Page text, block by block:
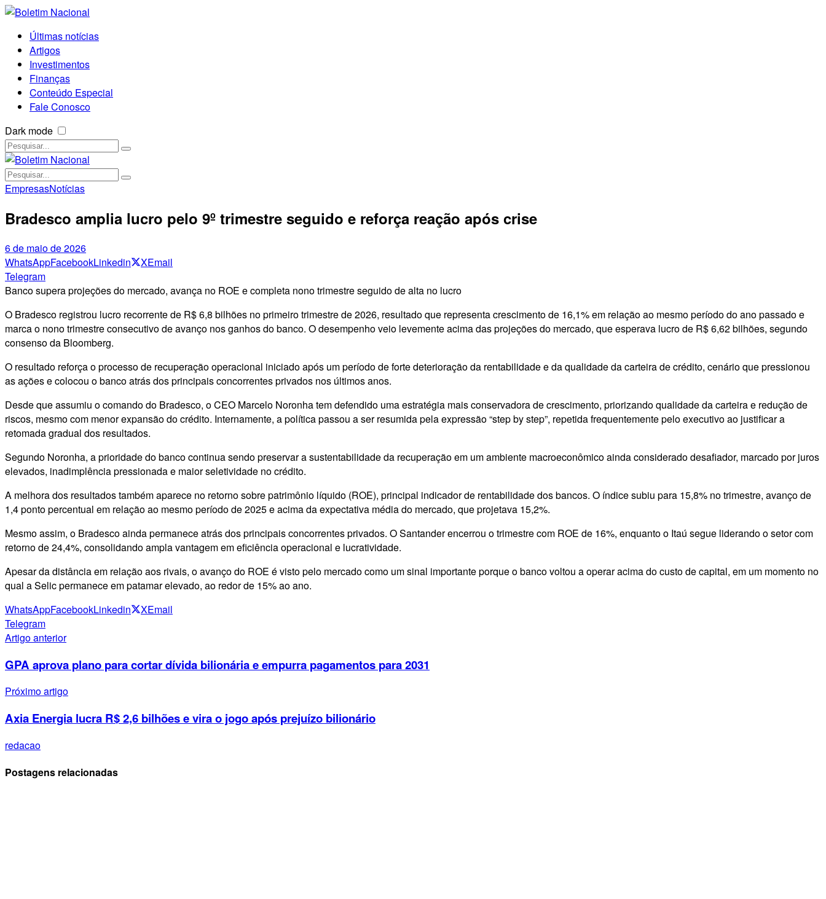
Últimas notícias
Artigos
Investimentos
Finanças
Conteúdo Especial
Fale Conosco
Dark mode
EmpresasNotícias
Bradesco amplia lucro pelo 9º trimestre seguido e reforça reação após crise
6 de maio de 2026
WhatsAppFacebookLinkedin XEmail
Telegram
Banco supera projeções do mercado, avança no ROE e completa nono trimestre seguido de alta no lucro
O Bradesco registrou lucro recorrente de R$ 6,8 bilhões no primeiro trimestre de 2026, resultado que representa crescimento de 16,1% em relação ao mesmo período do ano passado e
marca o nono trimestre consecutivo de avanço nos ganhos do banco. O desempenho veio levemente acima das projeções do mercado, que esperava lucro de R$ 6,62 bilhões, segundo
consenso da Bloomberg.
O resultado reforça o processo de recuperação operacional iniciado após um período de forte deterioração da rentabilidade e da qualidade da carteira de crédito, cenário que pressionou
as ações e colocou o banco atrás dos principais concorrentes privados nos últimos anos.
Desde que assumiu o comando do Bradesco, o CEO Marcelo Noronha tem defendido uma estratégia mais conservadora de crescimento, priorizando qualidade da carteira e redução de
riscos, mesmo com menor expansão do crédito. Internamente, a política passou a ser resumida pela expressão “step by step”, repetida frequentemente pelo executivo ao justificar a
retomada gradual dos resultados.
Segundo Noronha, a prioridade do banco continua sendo preservar a sustentabilidade da recuperação em um ambiente macroeconômico ainda considerado desafiador, marcado por juros
elevados, inadimplência pressionada e maior seletividade no crédito.
A melhora dos resultados também aparece no retorno sobre patrimônio líquido (ROE), principal indicador de rentabilidade dos bancos. O índice subiu para 15,8% no trimestre, avanço de
1,4 ponto percentual em relação ao mesmo período de 2025 e acima da expectativa média do mercado, que projetava 15,2%.
Mesmo assim, o Bradesco ainda permanece atrás dos principais concorrentes privados. O Santander encerrou o trimestre com ROE de 16%, enquanto o Itaú segue liderando o setor com
retorno de 24,4%, consolidando ampla vantagem em eficiência operacional e lucratividade.
Apesar da distância em relação aos rivais, o avanço do ROE é visto pelo mercado como um sinal importante porque o banco voltou a operar acima do custo de capital, em um momento no
qual a Selic permanece em patamar elevado, ao redor de 15% ao ano.
WhatsAppFacebookLinkedin XEmail
Telegram
Artigo anterior
GPA aprova plano para cortar dívida bilionária e empurra pagamentos para 2031
Próximo artigo
Axia Energia lucra R$ 2,6 bilhões e vira o jogo após prejuízo bilionário
redacao
Postagens relacionadas